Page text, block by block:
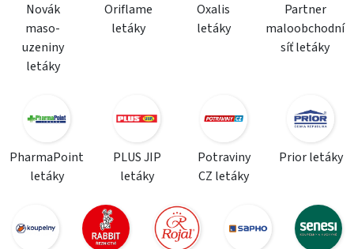
Novák
maso-
uzeniny
letáky
Oriflame
letáky
Oxalis
letáky
Partner
maloobchodní
síť letáky
PharmaPoint
letáky
PLUS JIP
letáky
Potraviny
CZ letáky
Prior letáky